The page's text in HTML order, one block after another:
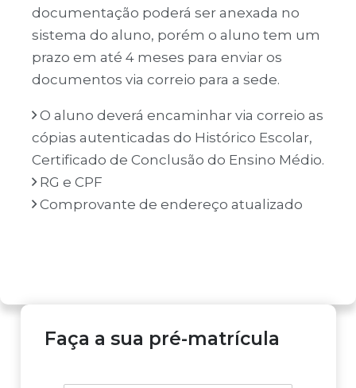
documentação poderá ser anexada no
sistema do aluno, porém o aluno tem um
prazo em até 4 meses para enviar os
documentos via correio para a sede.
O aluno deverá encaminhar via correio as
cópias autenticadas do Histórico Escolar,
Certificado de Conclusão do Ensino Médio.
RG e CPF
Comprovante de endereço atualizado
Faça a sua pré-matrícula